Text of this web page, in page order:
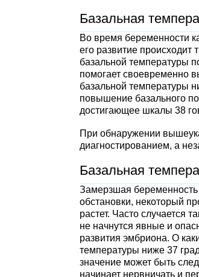
Базальная
Во время беременности
его развитие
базальной температуры
помогает своевременно
базальной температуры
повышение базального
достигающее шкалы 38
При обнаружении
диагностированием, а
Базальная
Замерзшая
обстановки, некоторый
растет. Часто случается
не начнутся явные и
развития эмбриона. О
температуры ниже 37
значение может быть
начинает нервничать и